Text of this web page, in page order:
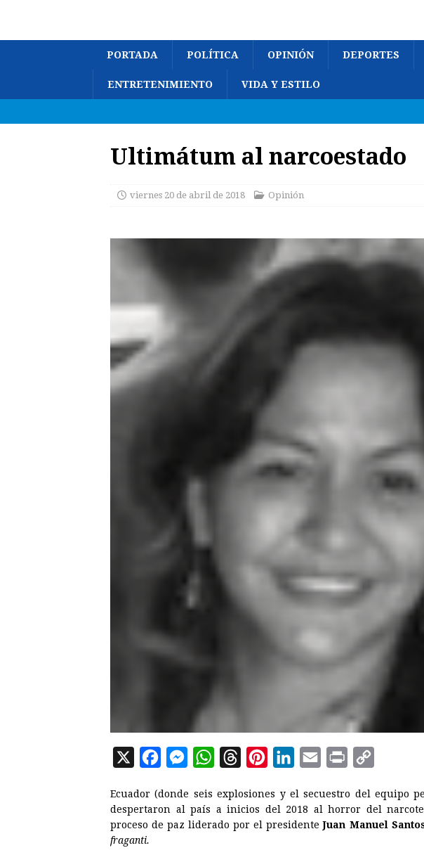
PORTADA POLÍTICA OPINIÓN DEPORTES
ENTRETENIMIENTO VIDA Y ESTILO
Ultimátum al narcoestado
viernes 20 de abril de 2018 Opinión
X
c
e
M
s
s
W
a
t
r
e
n
t
n
k
a
i
i
n
p
y
Ecuador (donde seis explosiones y el secuestro del equipo
despertaron al país a inicios del 2018 al horror del
proceso de paz liderado por el presidenteJuan Manuel
fraganti.